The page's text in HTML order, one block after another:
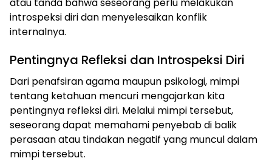
introspeksi diri dan menyelesaikan konflik
internalnya.
Pentingnya Refleksi dan Introspeksi Diri
Dari penafsiran agama maupun psikologi, mimpi
tentang ketahuan mencuri mengajarkan kita
pentingnya refleksi diri. Melalui mimpi tersebut,
seseorang dapat memahami penyebab di balik
perasaan atau tindakan negatif yang muncul dalam
mimpi tersebut.